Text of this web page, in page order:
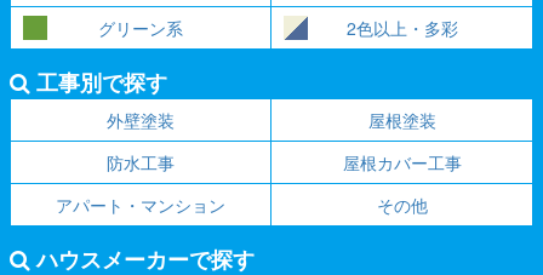
グリーン系
2色以上・多彩
工事別で探す
外壁塗装
屋根塗装
防水工事
屋根カバー工事
アパート・マンション
その他
ハウスメーカーで探す